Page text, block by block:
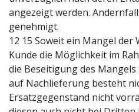
angezeigt werden.
genehmigt.
12 15 Soweit ein Mangel
Kunde die Möglichkeit im
die Beseitigung des Mangels
auf Nachlieferung besteht
Ersatzgegenstand nicht